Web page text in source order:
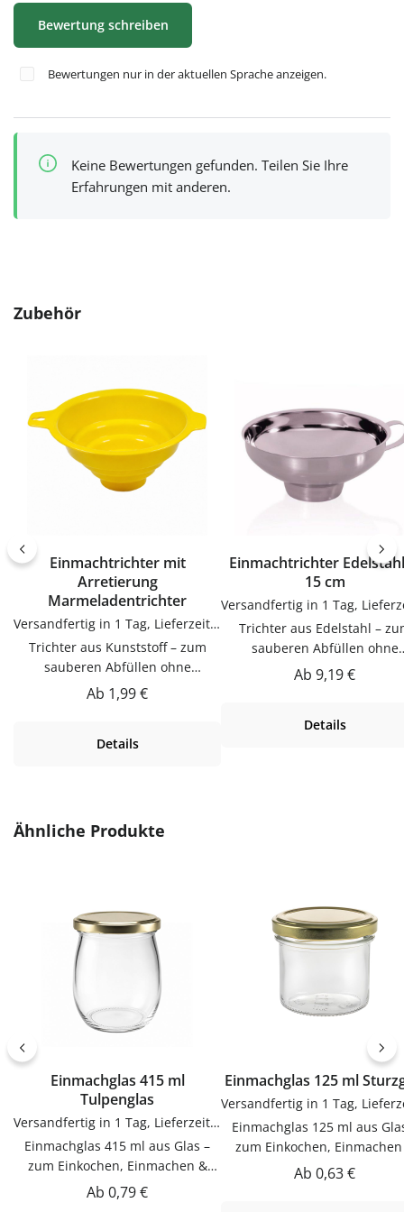
Bewertung schreiben
Bewertungen nur in der aktuellen Sprache anzeigen.
Keine Bewertungen gefunden. Teilen Sie Ihre
Erfahrungen mit anderen.
Produktgalerie überspringen
Zubehör
Einmachtrichter mit
Arretierung
Marmeladentrichter
Versandfertig in 1 Tag, Lieferzeit 1-3 Tage
Trichter aus Kunststoff – zum
sauberen Abfüllen ohne
KleckernTrichter zum sauberen
Vorrat und Haushalt – passend zu
KunststoffVerwendungTrichter
Gebrauch reinigenGut trocknen
lassenJetzt bestellenBestelle
Trichter bequem online bei
flaschen-glaeser-und-dosen.de.
Regulärer Preis:
Ab 1,99 €
Details
Einmachtrichter
15 cm
Trichter aus Edelstahl – zum
sauberen Abfüllen ohne
KleckernTrichter zum
Vorrat und Haushalt –
Gebrauch reinigenGut
lassenJetzt
Trichter bequem online
Regulärer Preis:
Ab 9,19 €
Details
Produktgalerie überspringen
Ähnliche Produkte
Einmachglas 415 ml
Tulpenglas
Versandfertig in 1 Tag, Lieferzeit 1-3 Tage
Einmachglas 415 ml aus Glas –
zum Einkochen, Einmachen &
AufbewahrenDieser Einmachglas
Regulärer Preis:
Ab 0,79 €
Einmachglas 125 ml
Einmachglas 125 ml aus
zum Einkochen,
AufbewahrenDieser
Regulärer Preis:
Ab 0,63 €